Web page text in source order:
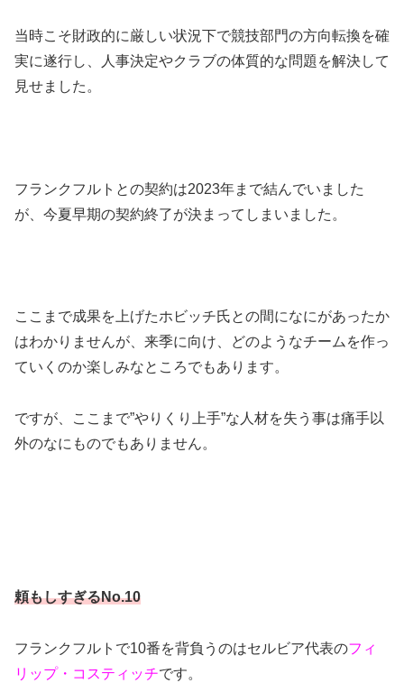
当時こそ財政的に厳しい状況下で競技部門の方向転換を確
実に遂行し、人事決定やクラブの体質的な問題を解決して
見せました。
フランクフルトとの契約は2023年まで結んでいました
が、今夏早期の契約終了が決まってしまいました。
ここまで成果を上げたホビッチ氏との間になにがあったか
はわかりませんが、来季に向け、どのようなチームを作っ
ていくのか楽しみなところでもあります。
ですが、ここまで”やりくり上手”な人材を失う事は痛手以
外のなにものでもありません。
頼もしすぎるNo.10
フランクフルトで10番を背負うのはセルビア代表のフィ
リップ・コスティッチです。